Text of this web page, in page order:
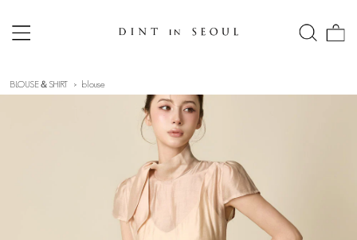
BLOUSE＆SHIRT blouse